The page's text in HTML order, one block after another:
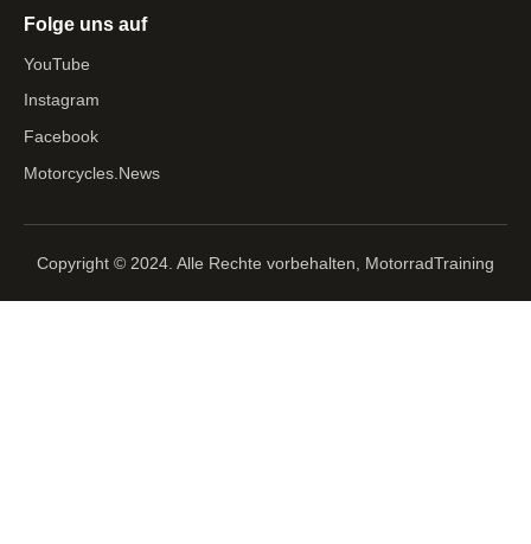
Folge uns auf
YouTube
Instagram
Facebook
Motorcycles.News
Copyright © 2024. Alle Rechte vorbehalten, MotorradTraining